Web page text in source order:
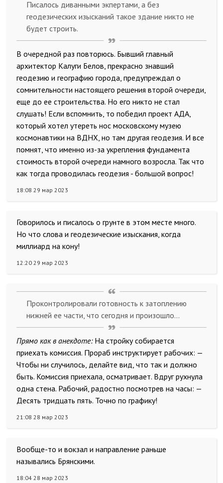
Писалось диванными экпертами, а без
геодезических изысканий такое здание никто не
будет строить.
В очередной раз повторюсь. Бывший главный
архитектор Калуги Белов, прекрасно знавший
геодезию и географию города, предупреждал о
сомнительности настоящего решения второй очереди,
еще до ее строительства. Но его никто не стал
слушать! Если вспомнить, то победил проект АДА,
который хотел утереть нос московскому музею
космонавтики на ВДНХ, но там другая геодезия. И все
помнят, что именно из-за укрепления фундамента
стоимость второй очереди намного возросла. Так что
как тогда проводилась геодезия - большой вопрос!
18:08 29 мар 2023
Говорилось и писалось о грунте в этом месте много.
Но что слова и геодезические изыскания, когда
миллиард на кону!
12:20 29 мар 2023
Проконтролировали готовность к затоплению
нижней ее части, что сегодня и произошло...
Прямо как в анекдоте:На стройку собирается
приехать комиссия. Прораб инструктирует рабочих: —
Чтобы ни случилось, делайте вид, что так и должно
быть. Комиссия приехала, осматривает. Вдруг рухнула
одна стена. Рабочий, радостно посмотрев на часы: —
Десять тридцать пять. Точно по графику!
21:08 28 мар 2023
Вообще-то и вокзал и направление раньше
назывались Брянскими.
18:04 28 мар 2023